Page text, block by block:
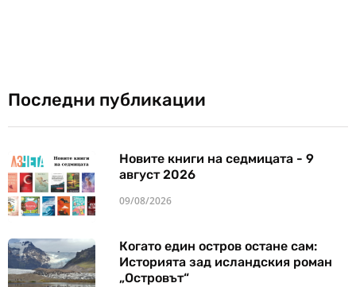
Последни публикации
Новите книги на седмицата - 9
август 2026
09/08/2026
Когато един остров остане сам:
Историята зад исландския роман
„Островът“